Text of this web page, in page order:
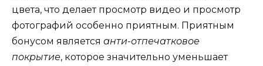
цвета, что делает просмотр видео и просмотр
фотографий особенно приятным. Приятным
бонусом является анти-отпечатковое
покрытие, которое значительно уменьшает